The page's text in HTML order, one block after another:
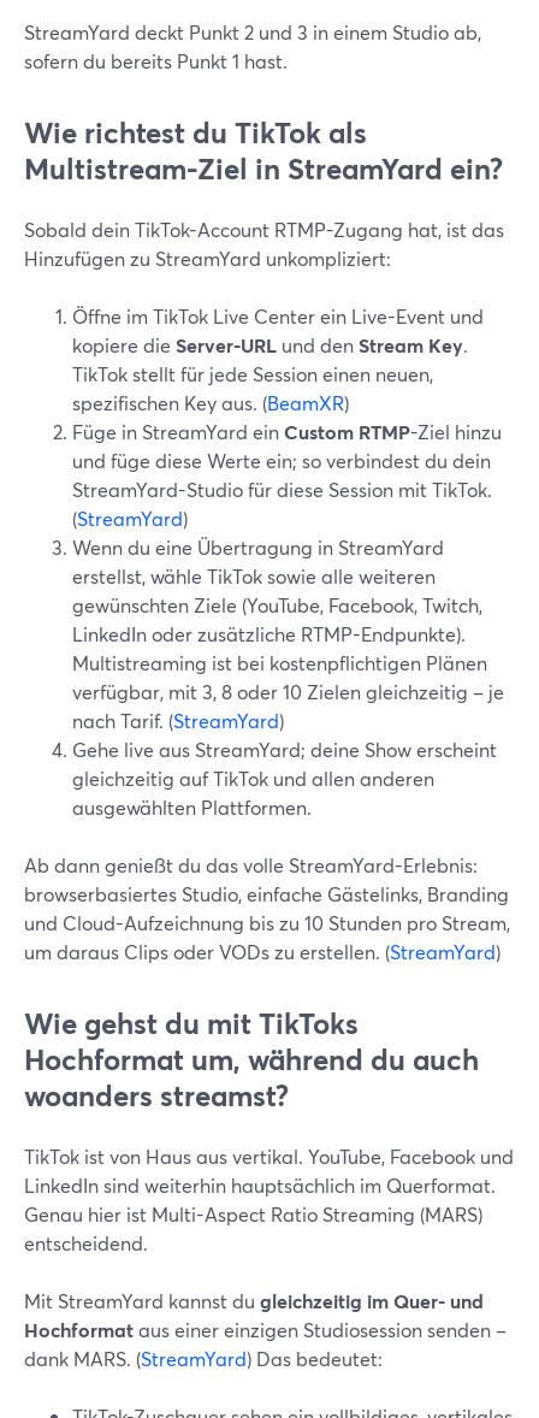
StreamYard deckt Punkt 2 und 3 in einem Studio ab,
sofern du bereits Punkt 1 hast.
Wie richtest du TikTok als
Multistream-Ziel in StreamYard ein?
Sobald dein TikTok-Account RTMP-Zugang hat, ist das
Hinzufügen zu StreamYard unkompliziert:
Öffne im TikTok Live Center ein Live-Event und
kopiere die Server-URL und denStream Key.
TikTok stellt für jede Session einen neuen,
spezifischen Key aus. (BeamXR)
Füge in StreamYard einCustom RTMP-Ziel hinzu
und füge diese Werte ein; so verbindest du dein
StreamYard-Studio für diese Session mit TikTok.
(StreamYard)
Wenn du eine Übertragung in StreamYard
erstellst, wähle TikTok sowie alle weiteren
gewünschten Ziele (YouTube, Facebook, Twitch,
LinkedIn oder zusätzliche RTMP-Endpunkte).
Multistreaming ist bei kostenpflichtigen Plänen
verfügbar, mit 3, 8 oder 10 Zielen gleichzeitig – je
nach Tarif. (StreamYard)
Gehe live aus StreamYard; deine Show erscheint
gleichzeitig auf TikTok und allen anderen
ausgewählten Plattformen.
Ab dann genießt du das volle StreamYard-Erlebnis:
browserbasiertes Studio, einfache Gästelinks, Branding
und Cloud-Aufzeichnung bis zu 10 Stunden pro Stream,
um daraus Clips oder VODs zu erstellen. (StreamYard)
Wie gehst du mit TikToks
Hochformat um, während du auch
woanders streamst?
TikTok ist von Haus aus vertikal. YouTube, Facebook und
LinkedIn sind weiterhin hauptsächlich im Querformat.
Genau hier ist Multi-Aspect Ratio Streaming (MARS)
entscheidend.
Mit StreamYard kannst du gleichzeitig im Quer- und
Hochformataus einer einzigen Studiosession senden –
dank MARS. (StreamYard) Das bedeutet: